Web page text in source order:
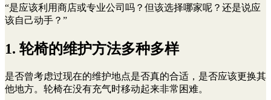
“是应该利用商店或专业公司吗？但该选择哪家呢？还是说应
该自己动手？”
1. 轮椅的维护方法多种多样
是否曾考虑过现在的维护地点是否真的合适，是否应该更换其
他地方。轮椅在没有充气时移动起来非常困难。